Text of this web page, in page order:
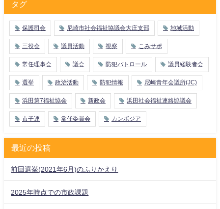
タグ
保護司会 尼崎市社会福祉協議会大庄支部 地域活動
三役会 議員活動 視察 こみサポ
常任理事会 議会 防犯パトロール 議員経験者会
選挙 政治活動 防犯情報 尼崎青年会議所(JC)
浜田第7福祉協会 新政会 浜田社会福祉連絡協議会
市子連 常任委員会 カンボジア
最近の投稿
前回選挙(2021年6月)のふりかえり
2025年時点での市政課題